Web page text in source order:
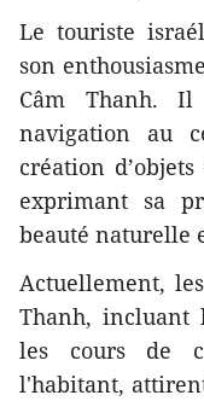
Le touriste
son
Câm Thanh.
navigation au
création
exprimant sa
beauté naturelle
Actuellement,
Thanh, incluant
les cours de
l'habitant,